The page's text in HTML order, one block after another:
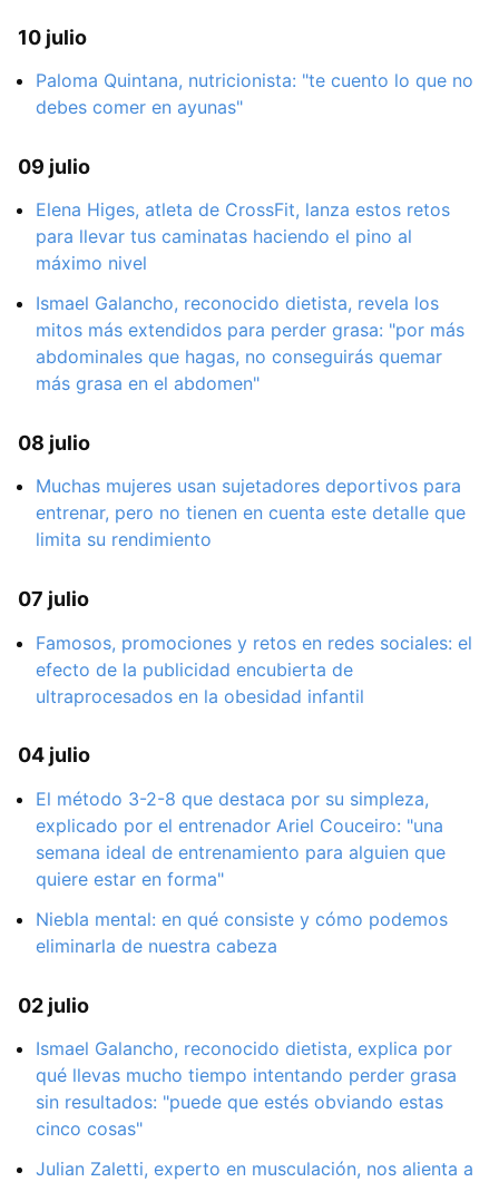
10 julio
Paloma Quintana, nutricionista: "te cuento lo que no
debes comer en ayunas"
09 julio
Elena Higes, atleta de CrossFit, lanza estos retos
para llevar tus caminatas haciendo el pino al
máximo nivel
Ismael Galancho, reconocido dietista, revela los
mitos más extendidos para perder grasa: "por más
abdominales que hagas, no conseguirás quemar
más grasa en el abdomen"
08 julio
Muchas mujeres usan sujetadores deportivos para
entrenar, pero no tienen en cuenta este detalle que
limita su rendimiento
07 julio
Famosos, promociones y retos en redes sociales: el
efecto de la publicidad encubierta de
ultraprocesados en la obesidad infantil
04 julio
El método 3-2-8 que destaca por su simpleza,
explicado por el entrenador Ariel Couceiro: "una
semana ideal de entrenamiento para alguien que
quiere estar en forma"
Niebla mental: en qué consiste y cómo podemos
eliminarla de nuestra cabeza
02 julio
Ismael Galancho, reconocido dietista, explica por
qué llevas mucho tiempo intentando perder grasa
sin resultados: "puede que estés obviando estas
cinco cosas"
Julian Zaletti, experto en musculación, nos alienta a